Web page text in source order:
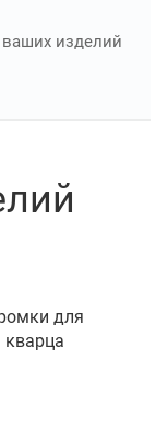
изделий
для
кварца